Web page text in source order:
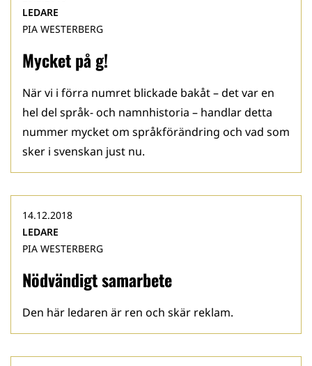
Mycket på g!
LEDARE
PIA WESTERBERG
När vi i förra numret blickade bakåt – det var en
hel del språk- och namnhistoria – handlar detta
nummer mycket om språkförändring och vad som
sker i svenskan just nu.
Nödvändigt samarbete
14.12.2018
LEDARE
PIA WESTERBERG
Den här ledaren är ren och skär reklam.